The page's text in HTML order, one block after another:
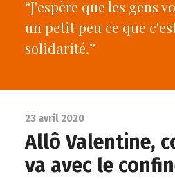
“J'espère que les gens
un petit peu ce que
solidarité.”
23 avril 2020
Allô Valentine,
va avec le